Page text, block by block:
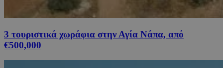
3 τουριστικά χωράφια στην Αγία Νάπα, από
€500,000